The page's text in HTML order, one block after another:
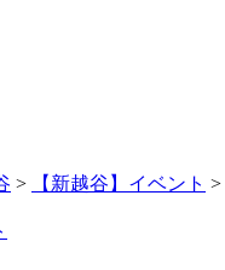
> 【新越谷】イベント >